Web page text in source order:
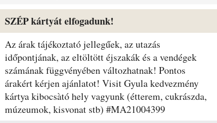
SZÉP kártyát elfogadunk!
Az árak tájékoztató jellegűek, az utazás
időpontjának, az eltöltött éjszakák és a vendégek
számának függvényében változhatnak! Pontos
árakért kérjen ajánlatot! Visit Gyula kedvezmény
kártya kibocsàtó hely vagyunk (étterem, cukrászda,
múzeumok, kisvonat stb) #MA21004399